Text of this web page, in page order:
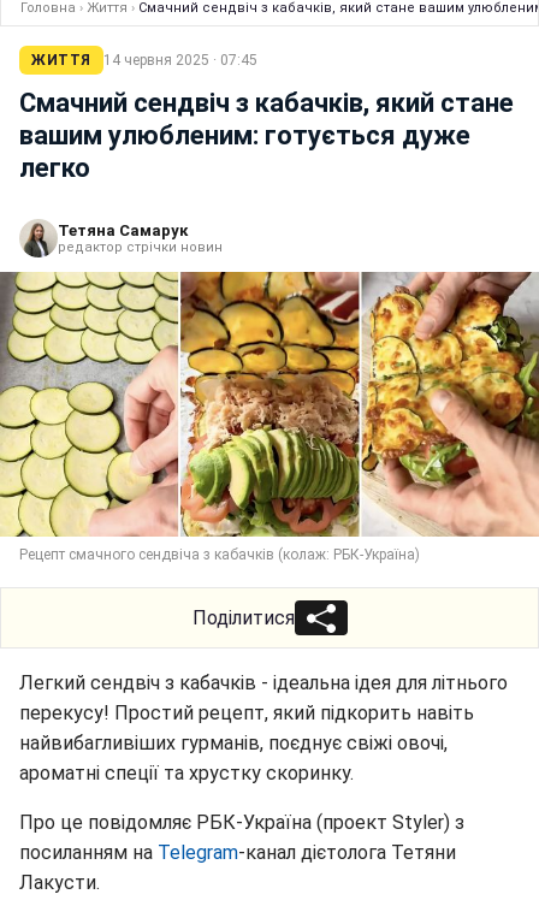
Головна › Життя › Смачний сендвіч з кабачків, який стане вашим
ЖИТТЯ 14 червня 2025 · 07:45
Смачний сендвіч з кабачків, який стане
вашим улюбленим: готується дуже
легко
Тетяна Самарук
редактор стрічки новин
Рецепт смачного сендвіча з кабачків (колаж: РБК-Україна)
Поділитися
Легкий сендвіч з кабачків - ідеальна ідея для літнього
перекусу! Простий рецепт, який підкорить навіть
найвибагливіших гурманів, поєднує свіжі овочі,
ароматні спеції та хрустку скоринку.
Про це повідомляє РБК-Україна (проект Styler) з
посиланням на Telegram-канал дієтолога Тетяни
Лакусти.